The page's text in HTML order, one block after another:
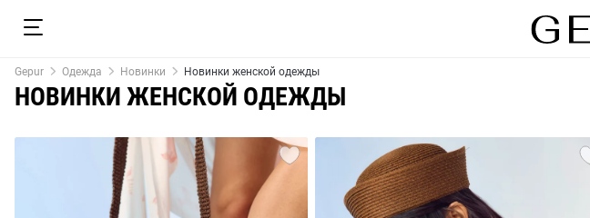
Gepur Одежда Новинки Новинки женской одежды
НОВИНКИ ЖЕНСКОЙ ОДЕЖДЫ